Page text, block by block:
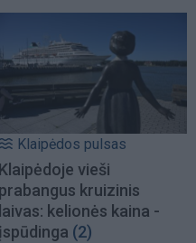
Klaipėdos pulsas
Klaipėdoje vieši
prabangus kruizinis
laivas: kelionės kaina -
įspūdinga (2)